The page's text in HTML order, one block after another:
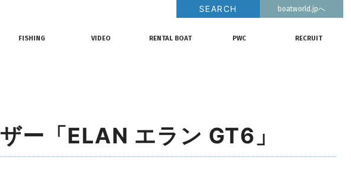
boatworld.jpへ
SEARCH
FISHING VIDEO RENTAL BOAT PWC RECRUIT
動画チャンネル リクルート
ー「ELAN エラン GT6」